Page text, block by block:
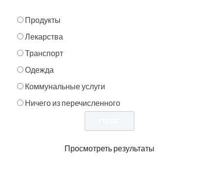
Продукты
Лекарства
Транспорт
Одежда
Коммунальные услуги
Ничего из перечисленного
Просмотреть результаты